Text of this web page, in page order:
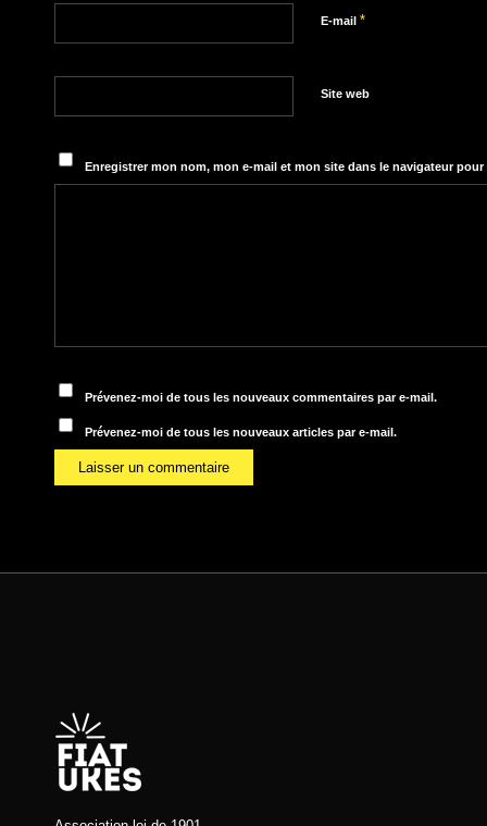
E-mail *
Site web
Enregistrer mon nom, mon e-mail et mon site dans le navigateur
Prévenez-moi de tous les nouveaux commentaires par e-mail.
Prévenez-moi de tous les nouveaux articles par e-mail.